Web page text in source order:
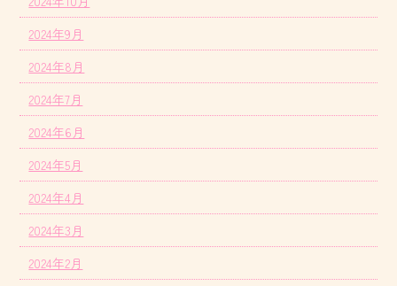
2024年9月
2024年8月
2024年7月
2024年6月
2024年5月
2024年4月
2024年3月
2024年2月